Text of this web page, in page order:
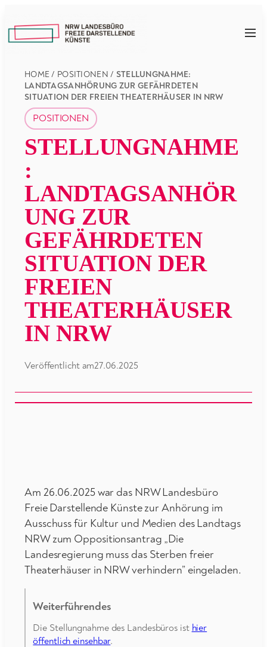
Inhalt
springen
NRW
HOME/ POSITIONEN / STELLUNGNAHME:
LANDTAGSANHÖRUNG ZUR GEFÄHRDETEN
SITUATION DER FREIEN THEATERHÄUSER IN NRW
POSITIONEN
STELLUNGNAHME
:
LANDTAGSANHÖR
UNG ZUR
GEFÄHRDETEN
SITUATION DER
FREIEN
THEATERHÄUSER
IN NRW
Veröffentlicht am27.06.2025
Am 26.06.2025 war das NRW Landesbüro
Freie Darstellende Künste zur Anhörung im
Ausschuss für Kultur und Medien des Landtags
NRW zum Oppositionsantrag „Die
Landesregierung muss das Sterben freier
Theaterhäuser in NRW verhindern” eingeladen.
Weiterführendes
Die Stellungnahme des Landesbüros ist hier
öffentlich einsehbar.